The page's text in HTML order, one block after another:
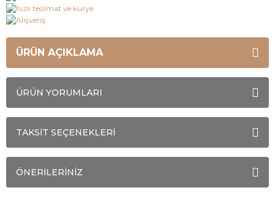
ÜRÜN AÇIKLAMA
ÜRÜN YORUMLARI
TAKSİT SEÇENEKLERİ
ÖNERİLERİNİZ